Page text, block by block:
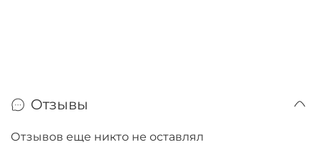
Отзывы
Отзывов еще никто не оставлял